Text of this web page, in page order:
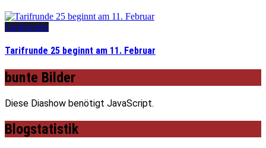
Tarifrunden
Tarifrunde 25 beginnt am 11. Februar
bunte Bilder
Diese Diashow benötigt JavaScript.
Blogstatistik